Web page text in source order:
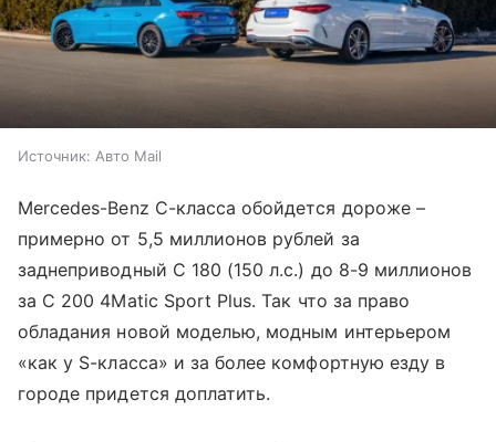
Источник: Авто Mail
Mercedes-Benz C-класса обойдется дороже –
примерно от 5,5 миллионов рублей за
заднеприводный C 180 (150 л.с.) до 8-9 миллионов
за C 200 4Matic Sport Plus. Так что за право
обладания новой моделью, модным интерьером
«как у S-класса» и за более комфортную езду в
городе придется доплатить.